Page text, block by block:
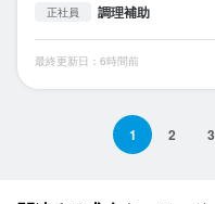
正社員 調理補助
最終更新日：6時間前
1 2 3